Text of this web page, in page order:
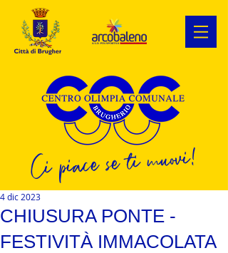
Ci piace se ti muovi!
CHIUSURA PONTE -
FESTIVITÀ IMMACOLATA
4 dic 2023